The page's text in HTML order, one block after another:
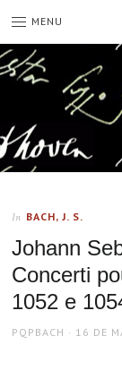
MENU
In BACH, J. S.
Johann
Concerti
1052 e
AUTHOR
PQPBACH
POSTED
16 DE